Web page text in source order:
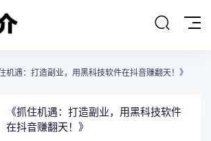
机遇：打造副业，用黑科技软件在抖音赚翻天！》
《抓住机遇：打造副业，用黑科技软件
在抖音赚翻天！》